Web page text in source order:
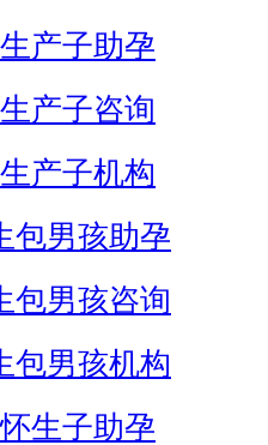
产子助孕
产子咨询
产子机构
包男孩助孕
包男孩咨询
包男孩机构
生子助孕